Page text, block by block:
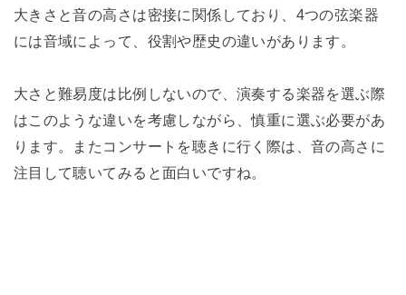
大きさと音の高さは密接に関係しており、4つの弦楽器
には音域によって、役割や歴史の違いがあります。
大さと難易度は比例しないので、演奏する楽器を選ぶ際
はこのような違いを考慮しながら、慎重に選ぶ必要があ
ります。またコンサートを聴きに行く際は、音の高さに
注目して聴いてみると面白いですね。